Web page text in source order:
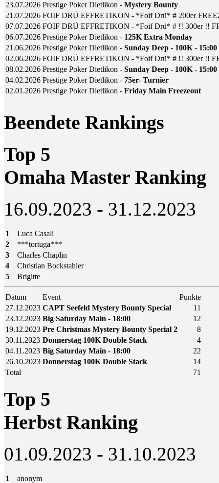
23.07.2026 Prestige Poker Dietlikon - Mystery Bounty
21.07.2026 FOIF DRÜ EFFRETIKON - *Foif Drü* # 200er
07.07.2026 FOIF DRÜ EFFRETIKON - *Foif Drü* # !! 300er !!
06.07.2026 Prestige Poker Dietlikon - 125K Extra Monday
21.06.2026 Prestige Poker Dietlikon - Sunday Deep - 100K - 15:00
02.06.2026 FOIF DRÜ EFFRETIKON - *Foif Drü* # !! 300er !!
08.02.2026 Prestige Poker Dietlikon - Sunday Deep - 100K - 15:00
04.02.2026 Prestige Poker Dietlikon - 75er- Turnier
02.01.2026 Prestige Poker Dietlikon - Friday Main Freezeout
Beendete Rankings
Top 5
Omaha Master Ranking
16.09.2023 - 31.12.2023
1
Luca Casali
2
***tortuga***
3
Charles Chaplin
4
Christian Bockstahler
5
Brigitte
Datum Event
Punkte
27.12.2023 CAPT Seefeld Mystery Bounty Special
11
23.12.2023 Big Saturday Main - 18:00
12
19.12.2023 Pre Christmas Mystery Bounty Special 2
8
30.11.2023 Donnerstag 100K Double Stack
4
04.11.2023 Big Saturday Main - 18:00
22
26.10.2023 Donnerstag 100K Double Stack
14
Total
71
Top 5
Herbst Ranking
01.09.2023 - 31.10.2023
1
anonym